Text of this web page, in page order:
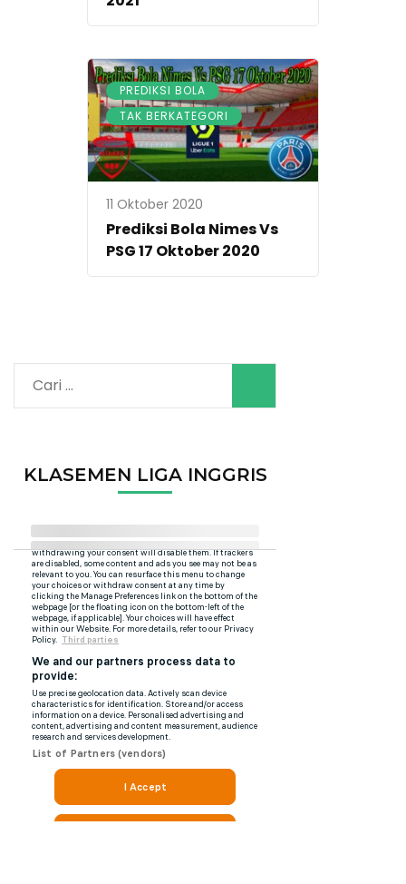
PREDIKSI BOLA ,
TAK BERKATEGORI
11 Oktober 2020
Prediksi Bola Nimes Vs
PSG 17 Oktober 2020
Cari
untuk:
KLASEMEN LIGA INGGRIS